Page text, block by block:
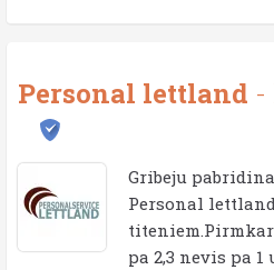
Personal lettland -
Gribeju
Personal
pa 2,3 nevis pa